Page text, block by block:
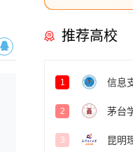
推荐高校
1 信息
2 茅台
3 昆明